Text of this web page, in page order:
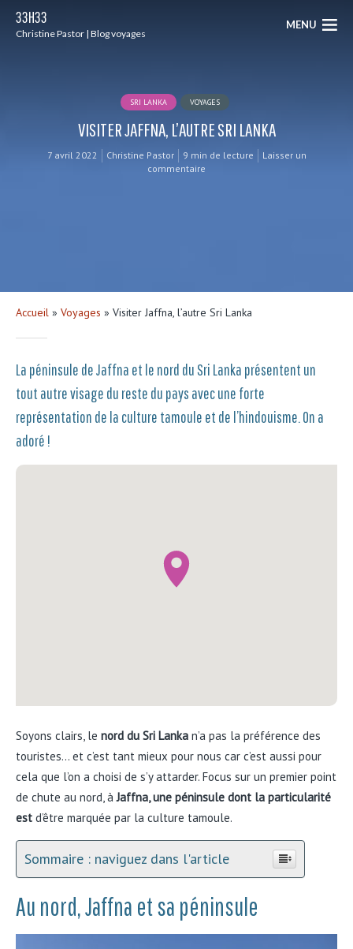
33H33
Christine Pastor | Blog voyages
MENU
SRI LANKA VOYAGES
VISITER JAFFNA, L’AUTRE SRI LANKA
7 avril 2022 Christine Pastor 9 min de lecture
Laisser un
commentaire
Accueil » Voyages » Visiter Jaffna, l’autre Sri Lanka
La péninsule de Jaffna et le nord du Sri Lanka présentent un
tout autre visage du reste du pays avec une forte
représentation de la culture tamoule et de l’hindouisme. On a
adoré !
Soyons clairs, le nord du Sri Lanka n’a pas la préférence des
touristes… et c’est tant mieux pour nous car c’est aussi pour
cela que l’on a choisi de s’y attarder. Focus sur un premier point
de chute au nord, àJaffna, une péninsule dont la particularité
est d’être marquée par la culture tamoule.
Sommaire : naviguez dans l'article
Au nord, Jaffna et sa péninsule